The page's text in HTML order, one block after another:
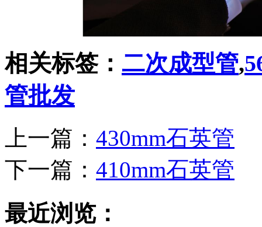
相关标签： 二次成型管,
管批发
上一篇： 430mm石英管
下一篇： 410mm石英管
最近浏览：